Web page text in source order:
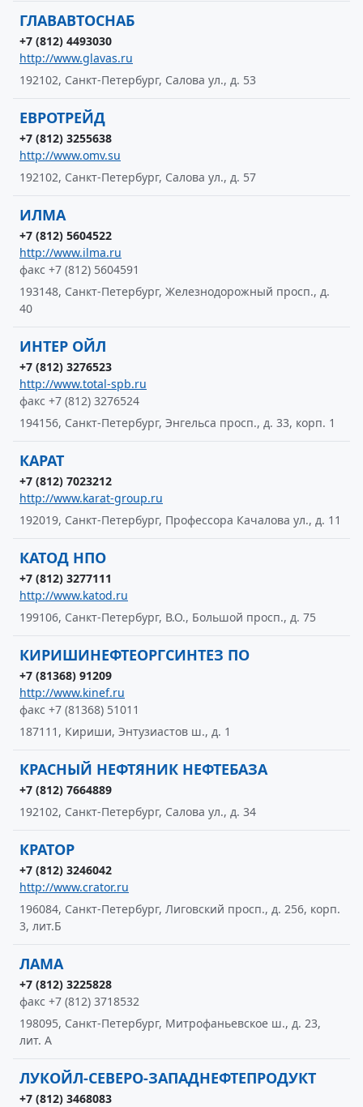
ГЛАВАВТОСНАБ
+7 (812) 4493030
http://www.glavas.ru
192102, Санкт-Петербург, Салова ул., д. 53
ЕВРОТРЕЙД
+7 (812) 3255638
http://www.omv.su
192102, Санкт-Петербург, Салова ул., д. 57
ИЛМА
+7 (812) 5604522
http://www.ilma.ru
факс +7 (812) 5604591
193148, Санкт-Петербург, Железнодорожный просп., д.
40
ИНТЕР ОЙЛ
+7 (812) 3276523
http://www.total-spb.ru
факс +7 (812) 3276524
194156, Санкт-Петербург, Энгельса просп., д. 33, корп. 1
КАРАТ
+7 (812) 7023212
http://www.karat-group.ru
192019, Санкт-Петербург, Профессора Качалова ул., д. 11
КАТОД НПО
+7 (812) 3277111
http://www.katod.ru
199106, Санкт-Петербург, В.О., Большой просп., д. 75
КИРИШИНЕФТЕОРГСИНТЕЗ ПО
+7 (81368) 91209
http://www.kinef.ru
факс +7 (81368) 51011
187111, Кириши, Энтузиастов ш., д. 1
КРАСНЫЙ НЕФТЯНИК НЕФТЕБАЗА
+7 (812) 7664889
192102, Санкт-Петербург, Салова ул., д. 34
КРАТОР
+7 (812) 3246042
http://www.crator.ru
196084, Санкт-Петербург, Лиговский просп., д. 256, корп.
3, лит.Б
ЛАМА
+7 (812) 3225828
факс +7 (812) 3718532
198095, Санкт-Петербург, Митрофаньевское ш., д. 23,
лит. А
ЛУКОЙЛ-СЕВЕРО-ЗАПАДНЕФТЕПРОДУКТ
+7 (812) 3468083